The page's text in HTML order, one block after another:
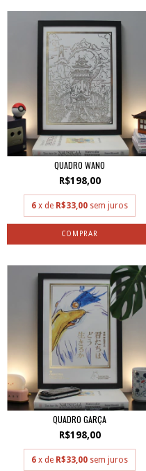
QUADRO WANO
R$198,00
6 x de R$33,00 sem juros
QUADRO GARÇA
R$198,00
6 x de R$33,00 sem juros